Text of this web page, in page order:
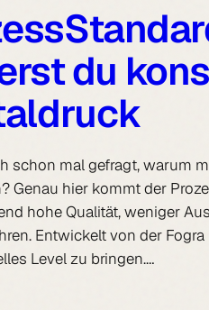
du
schon mal gefragt, warum
Genau hier kommt der
hohe Qualität, weniger
Entwickelt von der
Level zu bringen.…